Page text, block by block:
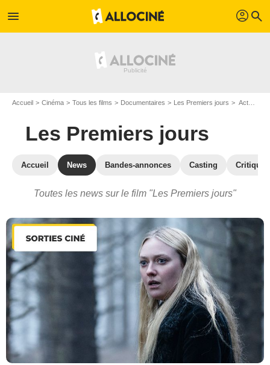
menu profil search
Accueil Cinéma Tous les films Documentaires Les Premiers jours Actualités Les Premiers jours
Les Premiers jours
Accueil News Bandes-annonces Casting
Toutes les news sur le film "Les Premiers jours"